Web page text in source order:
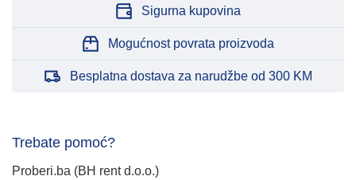
Sigurna kupovina
Mogućnost povrata proizvoda
Besplatna dostava za narudžbe od 300 KM
Trebate pomoć?
Proberi.ba (BH rent d.o.o.)